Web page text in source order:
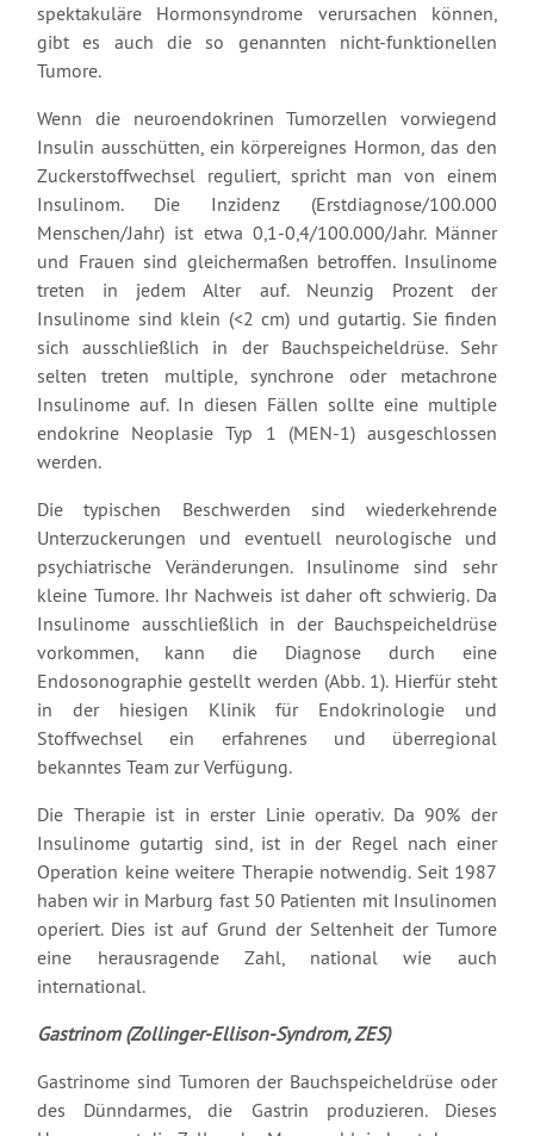
spektakuläre Hormonsyndrome verursachen können,
gibt es auch die so genannten nicht-funktionellen
Tumore.
Wenn die neuroendokrinen Tumorzellen vorwiegend
Insulin ausschütten, ein körpereignes Hormon, das den
Zuckerstoffwechsel reguliert, spricht man von einem
Insulinom. Die Inzidenz (Erstdiagnose/100.000
Menschen/Jahr) ist etwa 0,1-0,4/100.000/Jahr. Männer
und Frauen sind gleichermaßen betroffen. Insulinome
treten in jedem Alter auf. Neunzig Prozent der
Insulinome sind klein (<2 cm) und gutartig. Sie finden
sich ausschließlich in der Bauchspeicheldrüse. Sehr
selten treten multiple, synchrone oder metachrone
Insulinome auf. In diesen Fällen sollte eine multiple
endokrine Neoplasie Typ 1 (MEN-1) ausgeschlossen
werden.
Die typischen Beschwerden sind wiederkehrende
Unterzuckerungen und eventuell neurologische und
psychiatrische Veränderungen. Insulinome sind sehr
kleine Tumore. Ihr Nachweis ist daher oft schwierig. Da
Insulinome ausschließlich in der Bauchspeicheldrüse
vorkommen, kann die Diagnose durch eine
Endosonographie gestellt werden (Abb. 1). Hierfür steht
in der hiesigen Klinik für Endokrinologie und
Stoffwechsel ein erfahrenes und überregional
bekanntes Team zur Verfügung.
Die Therapie ist in erster Linie operativ. Da 90% der
Insulinome gutartig sind, ist in der Regel nach einer
Operation keine weitere Therapie notwendig. Seit 1987
haben wir in Marburg fast 50 Patienten mit Insulinomen
operiert. Dies ist auf Grund der Seltenheit der Tumore
eine herausragende Zahl, national wie auch
international.
Gastrinom (Zollinger-Ellison-Syndrom, ZES)
Gastrinome sind Tumoren der Bauchspeicheldrüse oder
des Dünndarmes, die Gastrin produzieren. Dieses